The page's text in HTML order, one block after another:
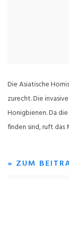
Die Asiatische
zurecht. Die
Honigbienen. Da
finden sind, ruft
» ZUM